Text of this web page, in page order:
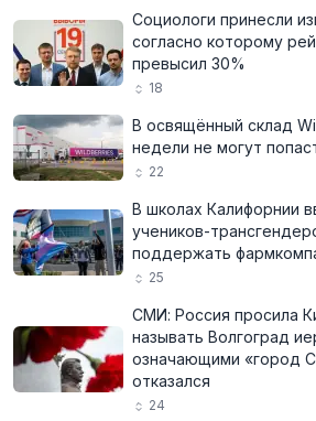
Социологи принесли
согласно которому
превысил 30%
18
В освящённый склад
недели не могут
22
В школах Калифорнии
учеников-
поддержать
25
СМИ: Россия просила
называть Волгоград
означающими «город
отказался
24